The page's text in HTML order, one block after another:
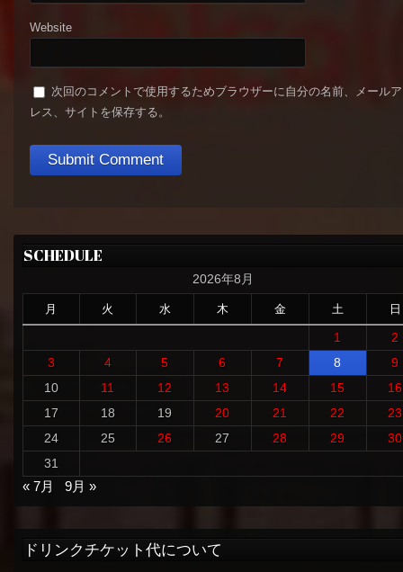
Website
次回のコメントで使用するためブラウザーに自分の名前、メール
レス、サイトを保存する。
SCHEDULE
2026年8月
月 火 水 木 金 土 日
1
2
3
4 5 6 7 8
9
10
11 12 13 14 15
16
17
18 19 20 21 22
23
24
25 26 27 28 29
30
31
« 7月
9月 »
ドリンクチケット代について